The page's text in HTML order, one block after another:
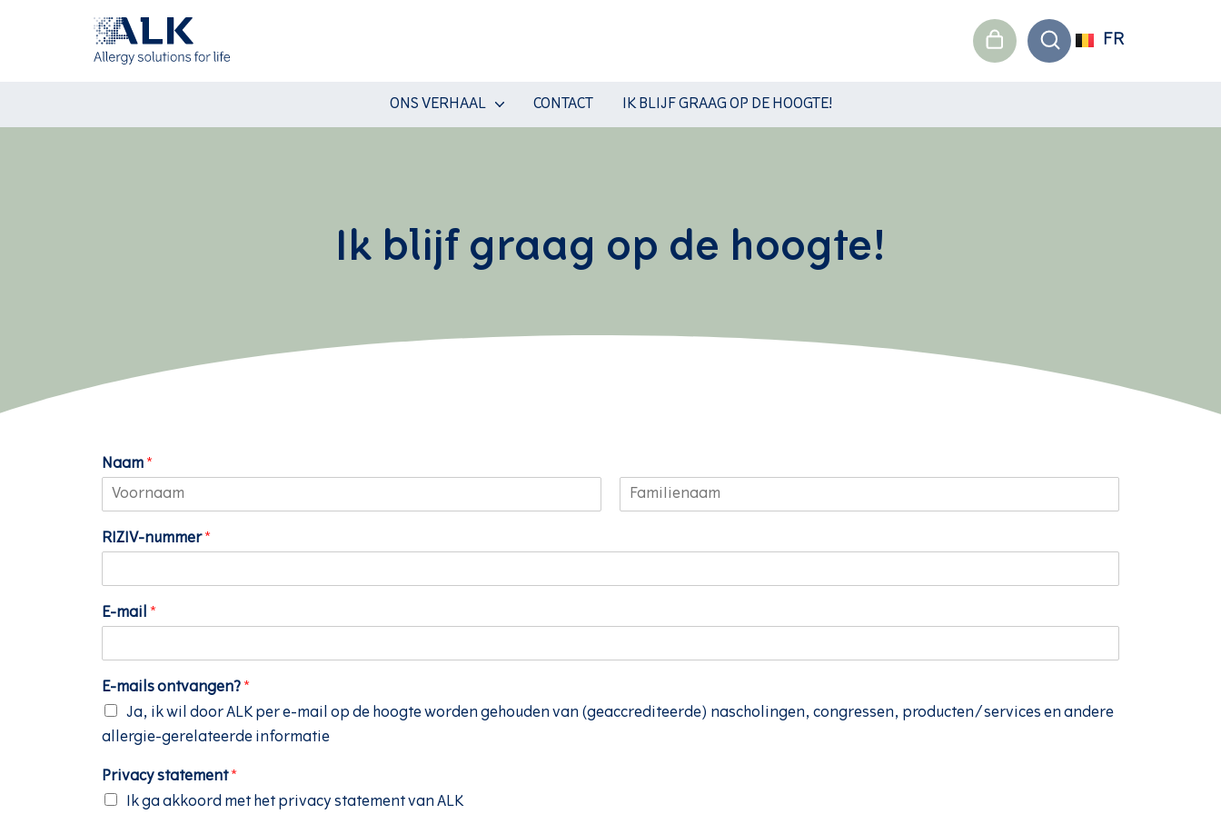
FR
ONS VERHAAL CONTACT IK BLIJF GRAAG OP DE HOOGTE!
Ik blijf graag op de hoogte!
Naam *
o
o
a
a
m
r
RIZIV-nummer*
E-mail *
E-mails ontvangen? *
Ja, ik wil door ALK per e-mail op de hoogte worden gehouden van (geaccrediteerde) nascholingen, congressen, producten/services en andere
allergie-gerelateerde informatie
Privacy statement*
Ik ga akkoord met het privacy statement van ALK